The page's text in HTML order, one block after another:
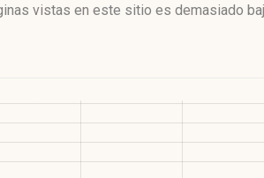
vistas en este sitio es demasiado